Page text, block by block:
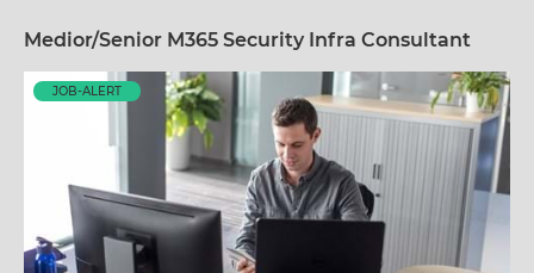
Medior/Senior M365 Security Infra Consultant
JOB-ALERT